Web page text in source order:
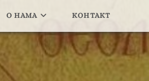
О НАМА КОНТАКТ